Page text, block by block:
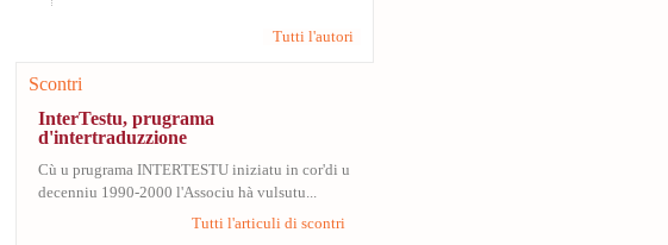
Tutti l'autori
Scontri
InterTestu, prugrama
d'intertraduzzione
Cù u prugrama INTERTESTU iniziatu in cor'di u
decenniu 1990-2000 l'Associu hà vulsutu...
Tutti l'articuli di scontri